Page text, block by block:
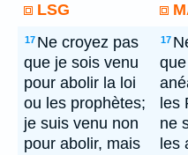
LSG
17 Ne croyez pas
que je sois venu
pour abolir la loi
ou les prophètes;
je suis venu non
pour abolir, mais
17
les
ne
les